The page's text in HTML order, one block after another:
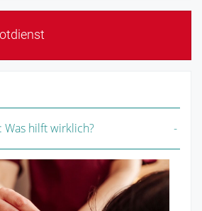
Was hilft wirklich?